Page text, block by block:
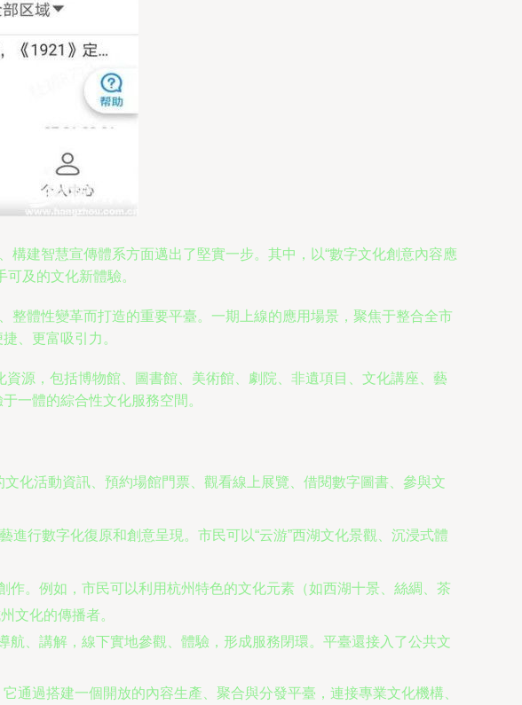
構建智慧宣傳體系方面邁出了堅實一步。其中，以“數字文化創意內容應
及的文化新體驗。
整體性變革而打造的重要平臺。一期上線的應用場景，聚焦于整合全市
、更富吸引力。
源，包括博物館、圖書館、美術館、劇院、非遺項目、文化講座、藝
一體的綜合性文化服務空間。
化活動資訊、預約場館門票、觀看線上展覽、借閱數字圖書、參與文
行數字化復原和創意呈現。市民可以“云游”西湖文化景觀、沉浸式體
作。例如，市民可以利用杭州特色的文化元素（如西湖十景、絲綢、茶
文化的傳播者。
航、講解，線下實地參觀、體驗，形成服務閉環。平臺還接入了公共文
通過搭建一個開放的內容生產、聚合與分發平臺，連接專業文化機構、